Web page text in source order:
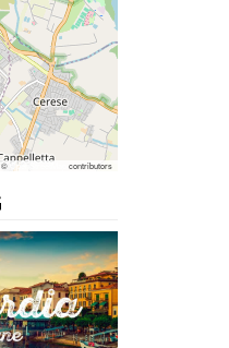
©OpenStreetMap contributors